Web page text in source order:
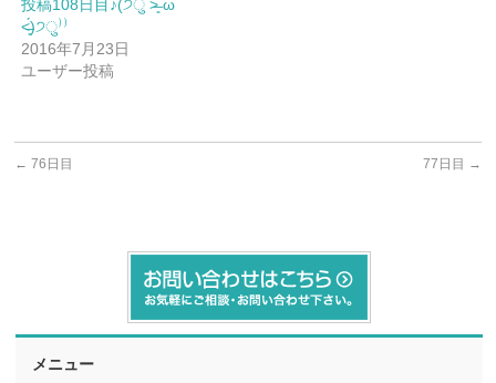
投稿108日目♪(੭ु ˃̶͈̀ ω
˂̶͈́)੭ु⁾⁾
2016年7月23日
ユーザー投稿
← 76日目 77日目 →
メニュー